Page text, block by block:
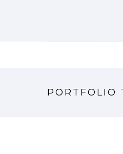
PORTFOLIO